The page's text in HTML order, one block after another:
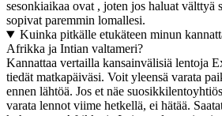
sesonkiaikaa ovat , joten jos haluat välttyä
sopivat paremmin lomallesi.
Kuinka pitkälle etukäteen minun
Afrikka ja Intian valtameri?
Kannattaa vertailla kansainvälisiä lentoja
tiedät matkapäiväsi. Voit yleensä varata
ennen lähtöä. Jos et näe
varata lennot viime hetkellä, ei hätää.